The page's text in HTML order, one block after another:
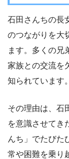
石田さんちの長
のつながりを大
ます。多くの兄
家族との交流を
知られています。
その理由は、石
を意識させてき
んち」でたびた
常や困難を乗り